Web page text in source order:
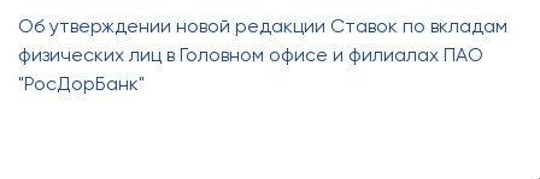
Об утверждении новой редакции Ставок по вкладам
физических лиц в Головном офисе и филиалах ПАО
"РосДорБанк"